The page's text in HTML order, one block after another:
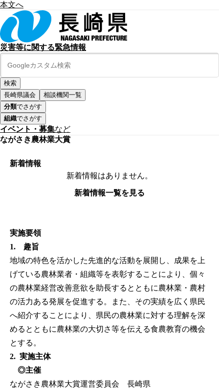
本文へ
災害等に関する緊急情報
長崎県議会
相談機関一覧
分類でさがす
組織でさがす
イベント・募集など
ながさき農林業大賞
新着情報
新着情報はありません。
新着情報一覧を見る
実施要領
1. 趣旨
地域の特色を活かした先進的な活動を展開し、成果を上
げている農林業者・組織等を表彰することにより、個々
の農林業経営改善意欲を助長するとともに農林業・農村
の活力ある発展を促進する。また、その実績を広く県民
へ紹介することにより、県民の農林業に対する理解を深
めるとともに農林業の大切さ等を伝える食農教育の機会
とする。
2. 実施主体
◎主催
ながさき農林業大賞運営委員会 長崎県